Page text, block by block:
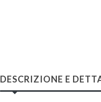
DESCRIZIONE E